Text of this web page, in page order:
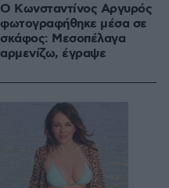
Ο Κωνσταντίνος Αργυρός
φωτογραφήθηκε μέσα σε
σκάφος: Μεσοπέλαγα
αρμενίζω, έγραψε